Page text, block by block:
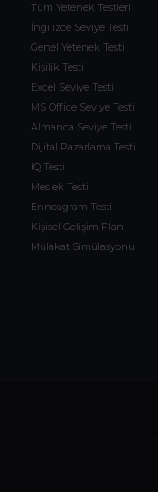
Tüm Yetenek Testleri
İngilizce Seviye Testi
Genel Yetenek Testi
Kişilik Testi
Excel Seviye Testi
MS Office Seviye Testi
Almanca Seviye Testi
Dijital Pazarlama Testi
IQ Testi
Meslek Testi
Enneagram Testi
Kişisel Gelişim Planı
Mülakat Simülasyonu